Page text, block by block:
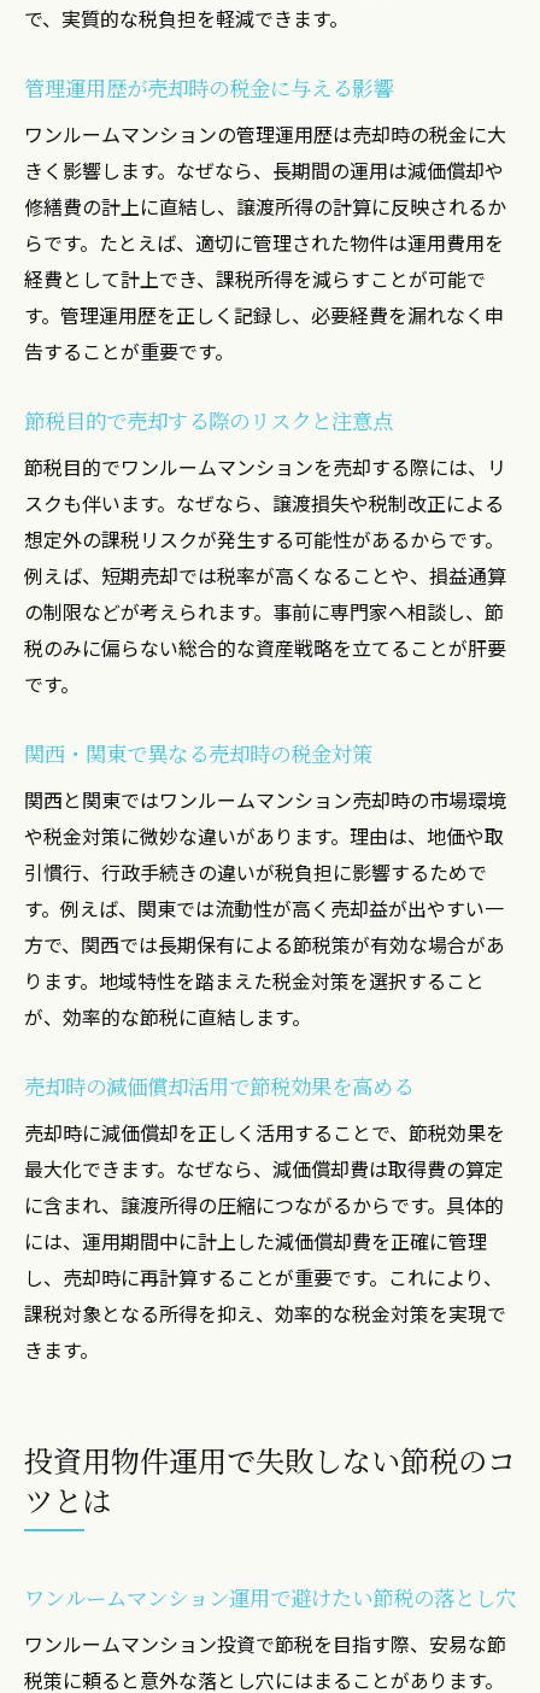
で、実質的な税負担を軽減できます。
管理運用歴が売却時の税金に与える影響
ワンルームマンションの管理運用歴は売却時の税金に大
きく影響します。なぜなら、長期間の運用は減価償却や
修繕費の計上に直結し、譲渡所得の計算に反映されるか
らです。たとえば、適切に管理された物件は運用費用を
経費として計上でき、課税所得を減らすことが可能で
す。管理運用歴を正しく記録し、必要経費を漏れなく申
告することが重要です。
節税目的で売却する際のリスクと注意点
節税目的でワンルームマンションを売却する際には、リ
スクも伴います。なぜなら、譲渡損失や税制改正による
想定外の課税リスクが発生する可能性があるからです。
例えば、短期売却では税率が高くなることや、損益通算
の制限などが考えられます。事前に専門家へ相談し、節
税のみに偏らない総合的な資産戦略を立てることが肝要
です。
関西・関東で異なる売却時の税金対策
関西と関東ではワンルームマンション売却時の市場環境
や税金対策に微妙な違いがあります。理由は、地価や取
引慣行、行政手続きの違いが税負担に影響するためで
す。例えば、関東では流動性が高く売却益が出やすい一
方で、関西では長期保有による節税策が有効な場合があ
ります。地域特性を踏まえた税金対策を選択すること
が、効率的な節税に直結します。
売却時の減価償却活用で節税効果を高める
売却時に減価償却を正しく活用することで、節税効果を
最大化できます。なぜなら、減価償却費は取得費の算定
に含まれ、譲渡所得の圧縮につながるからです。具体的
には、運用期間中に計上した減価償却費を正確に管理
し、売却時に再計算することが重要です。これにより、
課税対象となる所得を抑え、効率的な税金対策を実現で
きます。
投資用物件運用で失敗しない節税のコ
ツとは
ワンルームマンション運用で避けたい節税の落とし穴
ワンルームマンション投資で節税を目指す際、安易な節
税策に頼ると意外な落とし穴にはまることがあります。